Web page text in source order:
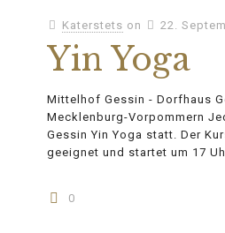
Katerstets on 22.
Yin Yoga
Mittelhof Gessin - Dorfhaus
Mecklenburg-Vorpommern
Gessin Yin Yoga statt. Der
geeignet und startet um 17
0